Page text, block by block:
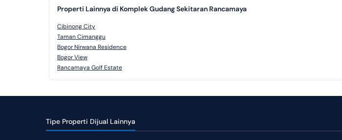
Properti Lainnya di Komplek Gudang Sekitaran Rancamaya
Cibinong City
Taman Cimanggu
Bogor Nirwana Residence
Bogor View
Rancamaya Golf Estate
Tipe Properti Dijual Lainnya